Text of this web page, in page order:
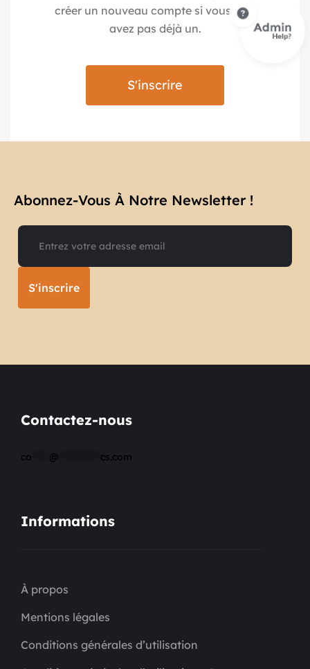
créer un nouveau compte si vous n’en
avez pas déjà un.
S'inscrire
Abonnez-Vous À Notre Newsletter !​
S'inscrire
Contactez-nous
co @ cs.com
Informations
À propos
Mentions légales
Conditions générales d’utilisation